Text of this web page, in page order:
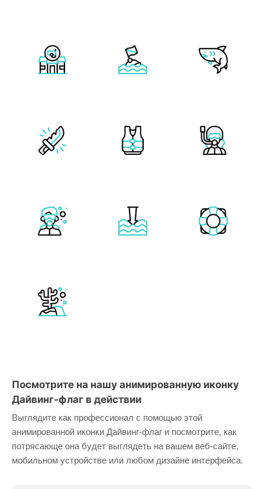
Посмотрите на нашу анимированную иконку
Дайвинг-флаг в действии
Выглядите как профессионал с помощью этой
анимированной иконки Дайвинг-флаг и посмотрите, как
потрясающе она будет выглядеть на вашем веб-сайте,
мобильном устройстве или любом дизайне интерфейса.